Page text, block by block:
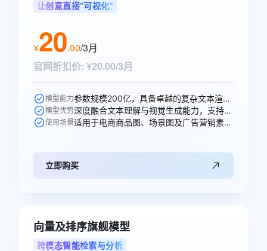
让创意直接“可视化”
¥20.00/3月
官网折扣价: ¥20.00/3月
模型能力 参数规模200亿，具备卓越的复杂文本渲染能力。
模型优势 深度融合文本理解与视觉生成能力，支持高精度图文生成与多轮编辑。
使用场景 适用于电商商品图、场景图及广告营销素材的智能生成。
立即购买
向量及排序旗舰模型
跨模态智能检索与分析